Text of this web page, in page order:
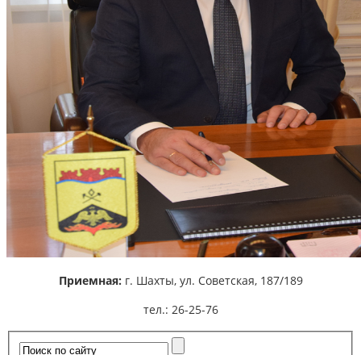
Приемная: г. Шахты, ул. Советская, 187/189
тел.: 26-25-76